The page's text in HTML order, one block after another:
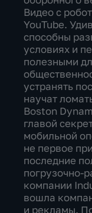
Видео с
YouTube.
способны
условиях и
полезными
устранять
научат
Boston
главой
мобильной
не первое
последние
погрузочно-
компании
вошла
и рекламы.